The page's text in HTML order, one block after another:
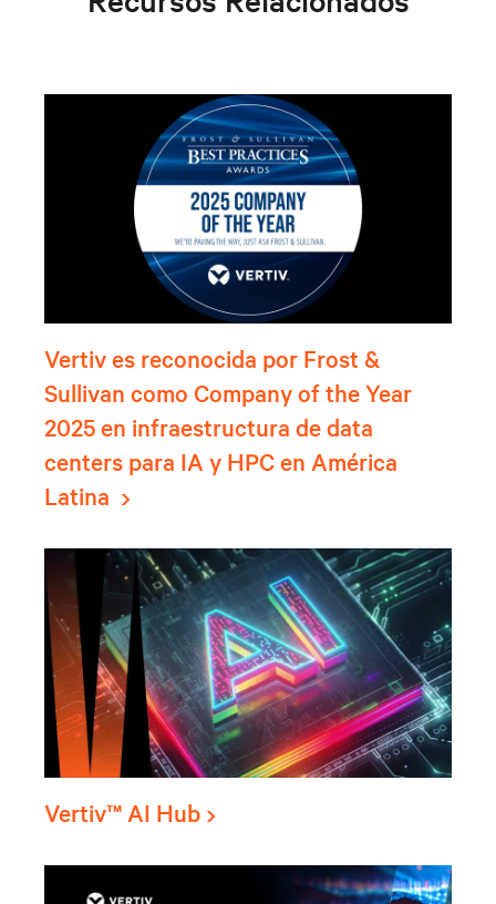
Vertiv es reconocida por Frost &
Sullivan como Company of the Year
2025 en infraestructura de data
centers para IA y HPC en América
Latina
Vertiv™ AI Hub